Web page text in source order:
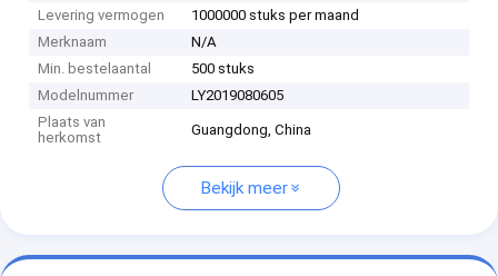
Levering vermogen
1000000 stuks per maand
Merknaam
N/A
Min. bestelaantal
500 stuks
Modelnummer
LY2019080605
Plaats van
herkomst
Guangdong, China
Bekijk meer